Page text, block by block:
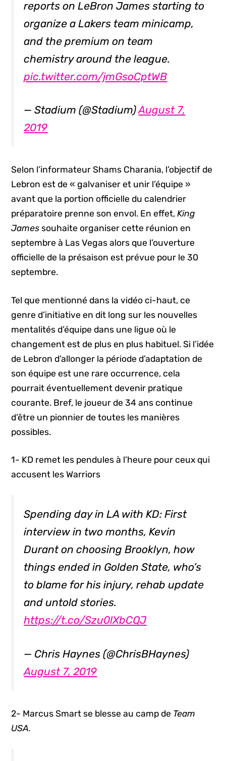
reports on LeBron James starting to
organize a Lakers team minicamp,
and the premium on team
chemistry around the league.
pic.twitter.com/jmGsoCptWB
— Stadium (@Stadium)August 7,
2019
Selon l’informateur Shams Charania, l’objectif de
Lebron est de « galvaniser et unir l’équipe »
avant que la portion officielle du calendrier
préparatoire prenne son envol. En effet,King
Jamessouhaite organiser cette réunion en
septembre à Las Vegas alors que l’ouverture
officielle de la présaison est prévue pour le 30
septembre.
Tel que mentionné dans la vidéo ci-haut, ce
genre d’initiative en dit long sur les nouvelles
mentalités d’équipe dans une ligue où le
changement est de plus en plus habituel. Si l’idée
de Lebron d’allonger la période d’adaptation de
son équipe est une rare occurrence, cela
pourrait éventuellement devenir pratique
courante. Bref, le joueur de 34 ans continue
d’être un pionnier de toutes les manières
possibles.
1- KD remet les pendules à l’heure pour ceux qui
accusent les Warriors
Spending day in LA with KD: First
interview in two months, Kevin
Durant on choosing Brooklyn, how
things ended in Golden State, who’s
to blame for his injury, rehab update
and untold stories.
https://t.co/Szu0lXbCQJ
— Chris Haynes (@ChrisBHaynes)
August 7, 2019
2- Marcus Smart se blesse au camp de Team
USA.